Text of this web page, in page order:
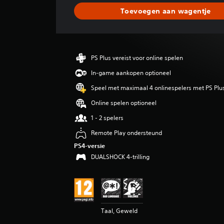
d
e
d
e
o
r
d
l
n
g
4
3
8
/
5
Toevoegen aan wagentje
PS Plus vereist voor online spelen
In-game aankopen optioneel
Speel met maximaal 4 onlinespelers met PS
Online spelen optioneel
1 - 2 spelers
Remote Play ondersteund
PS4-versie
DUALSHOCK 4-trilling
Taal, Geweld